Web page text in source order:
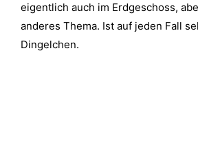
eigentlich auch im Erdgeschoss,
anderes Thema. Ist auf jeden Fall
Dingelchen.